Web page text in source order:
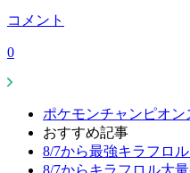
コメント
0
ポケモンチャンピオン
おすすめ記事
8/7から最強キラフロ
8/7からキラフロル大